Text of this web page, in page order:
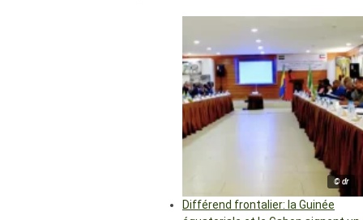
© dr
Différend frontalier: la Guinée